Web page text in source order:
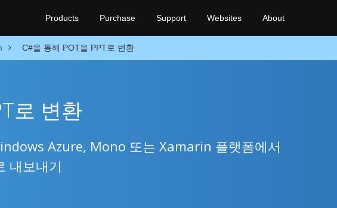
Products Purchase Support Websites About
C#을 통해 POT을 PPT로 변환
로 변환
Azure, Mono 또는 Xamarin 플랫폼에서
내보내기